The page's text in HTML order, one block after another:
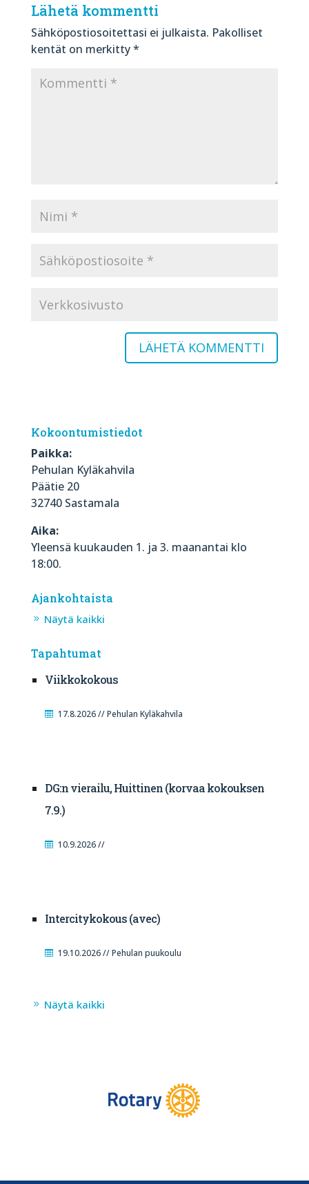
Lähetä kommentti
Sähköpostiosoitettasi ei julkaista. Pakolliset
kentät on merkitty*
Kokoontumistiedot
Paikka:
Pehulan Kyläkahvila
Päätie 20
32740 Sastamala
Aika:
Yleensä kuukauden 1. ja 3. maanantai klo
18:00.
Ajankohtaista
Näytä kaikki
Tapahtumat
Viikkokokous
17.8.2026 // Pehulan Kyläkahvila
DG:n vierailu, Huittinen (korvaa kokouksen
7.9.)
10.9.2026 //
Intercitykokous (avec)
19.10.2026 // Pehulan puukoulu
Näytä kaikki